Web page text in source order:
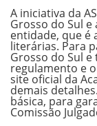
A iniciativa da
Grosso do Sul
entidade, que é
literárias. Para
Grosso do Sul
regulamento e
site oficial da
demais
básica, para
Comissão